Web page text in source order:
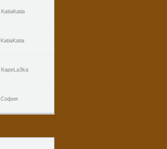
KatiaKatia
KatiaKatia
KapeLa3ka
София